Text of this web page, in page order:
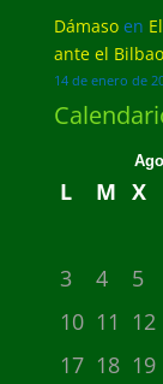
Dámasoen
ante el Bilbao
14 de enero de
L M X
3
4 5
10 11 12
17 18 19